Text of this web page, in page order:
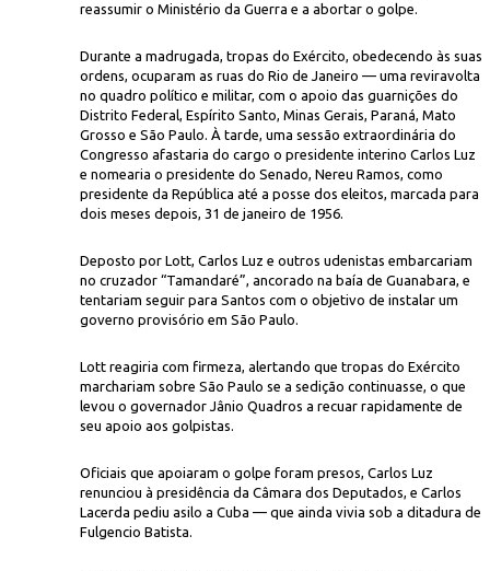
reassumir o Ministério da Guerra e a abortar o golpe.
Durante a madrugada, tropas do Exército, obedecendo às suas
ordens, ocuparam as ruas do Rio de Janeiro — uma reviravolta
no quadro político e militar, com o apoio das guarnições do
Distrito Federal, Espírito Santo, Minas Gerais, Paraná, Mato
Grosso e São Paulo. À tarde, uma sessão extraordinária do
Congresso afastaria do cargo o presidente interino Carlos Luz
e nomearia o presidente do Senado, Nereu Ramos, como
presidente da República até a posse dos eleitos, marcada para
dois meses depois, 31 de janeiro de 1956.
Deposto por Lott, Carlos Luz e outros udenistas embarcariam
no cruzador “Tamandaré”, ancorado na baía de Guanabara, e
tentariam seguir para Santos com o objetivo de instalar um
governo provisório em São Paulo.
Lott reagiria com firmeza, alertando que tropas do Exército
marchariam sobre São Paulo se a sedição continuasse, o que
levou o governador Jânio Quadros a recuar rapidamente de
seu apoio aos golpistas.
Oficiais que apoiaram o golpe foram presos, Carlos Luz
renunciou à presidência da Câmara dos Deputados, e Carlos
Lacerda pediu asilo a Cuba — que ainda vivia sob a ditadura de
Fulgencio Batista.